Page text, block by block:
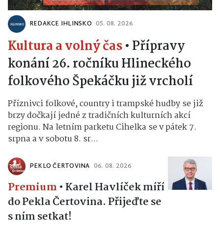
REDAKCE IHLINSKO 05. 08. 2026
Kultura a volný čas• Přípravy
konání 26. ročníku Hlineckého
folkového Špekáčku již vrcholí
Příznivci folkové, country i trampské hudby se již
brzy dočkají jedné z tradičních kulturních akcí
regionu. Na letním parketu Cihelka se v pátek 7.
srpna a v sobotu 8. sr...
PEKLO ČERTOVINA 06. 08. 2026
Premium • Karel Havlíček míří
do Pekla Čertovina. Přijeďte se
s ním setkat!